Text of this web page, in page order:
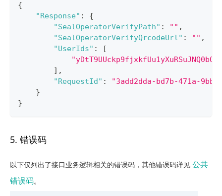
{
"Response" :
{
"SealOperatorVerifyPath" : "" ,
"SealOperatorVerifyQrcodeUrl" : "" ,
"UserIds" :
[
] ,
"RequestId" :
"3add2dda-bd7b-471a-
}
}
5. 错误码
以下仅列出了接口业务逻辑相关的错误码，其他错误码详见 公共
错误码。